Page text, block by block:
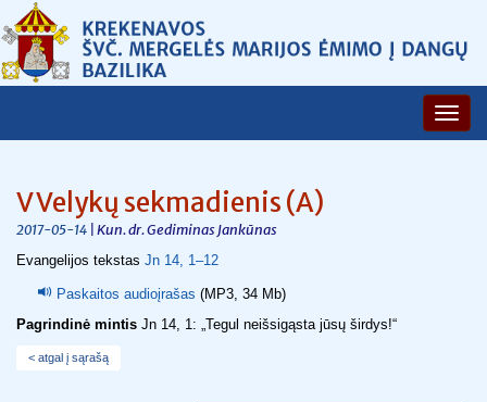
V Velykų sekmadienis (A)
2017-05-14 | Kun. dr. Gediminas Jankūnas
Evangelijos tekstas Jn 14, 1–12
Paskaitos audioįrašas (MP3, 34 Mb)
Pagrindinė mintis Jn 14, 1: „Tegul neišsigąsta jūsų širdys!“
< atgal į sąrašą